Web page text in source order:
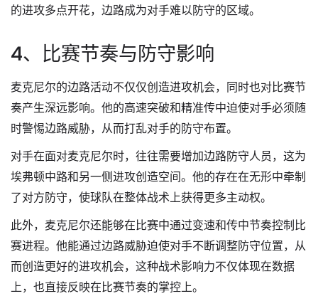
的进攻多点开花，边路成为对手难以防守的区域。
4、比赛节奏与防守影响
麦克尼尔的边路活动不仅仅创造进攻机会，同时也对比赛节
奏产生深远影响。他的高速突破和精准传中迫使对手必须随
时警惕边路威胁，从而打乱对手的防守布置。
对手在面对麦克尼尔时，往往需要增加边路防守人员，这为
埃弗顿中路和另一侧进攻创造空间。他的存在在无形中牵制
了对方防守，使球队在整体战术上获得更多主动权。
此外，麦克尼尔还能够在比赛中通过变速和传中节奏控制比
赛进程。他能通过边路威胁迫使对手不断调整防守位置，从
而创造更好的进攻机会，这种战术影响力不仅体现在数据
上，也直接反映在比赛节奏的掌控上。